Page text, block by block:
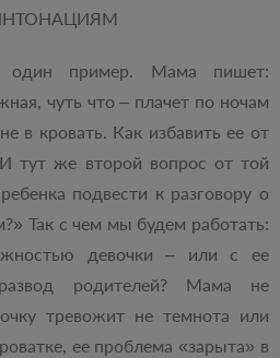
один пример. Мама пишет:
чуть что – плачет по ночам
в кровать. Как избавить ее от
тут же второй вопрос от той
подвести к разговору о
Так с чем мы будем работать:
девочки – или с ее
родителей? Мама не
тревожит не темнота или
ее проблема «зарыта» в